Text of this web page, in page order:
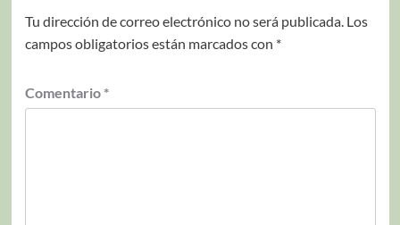
Tu dirección de correo electrónico no será publicada. Los
campos obligatorios están marcados con *
Comentario *